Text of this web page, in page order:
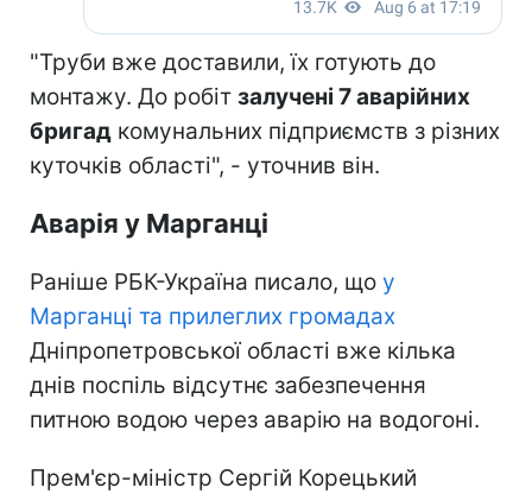
"Труби вже доставили, їх готують до
монтажу. До робіт залучені 7 аварійних
бригад комунальних підприємств з різних
куточків області", - уточнив він.
Аварія у Марганці
Раніше РБК-Україна писало, що у
Марганці та прилеглих громадах
Дніпропетровської області вже кілька
днів поспіль відсутнє забезпечення
питною водою через аварію на водогоні.
Прем'єр-міністр Сергій Корецький